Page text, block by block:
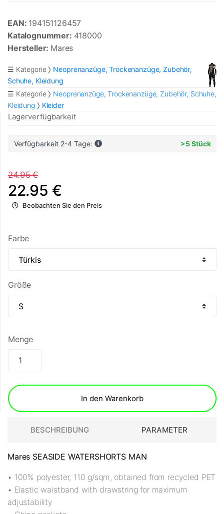
EAN: 194151126457
Katalognummer: 418000
Hersteller: Mares
☰ Kategorie
Neoprenanzüge, Trockenanzüge, Zubehör,
Schuhe, Kleidung
☰ Kategorie
Neoprenanzüge, Trockenanzüge, Zubehör, Schuhe,
Kleidung
Kleider
Lagerverfügbarkeit
Verfügbarkeit 2-4 Tage: >5 Stück
24.95 €
22.95 €
Beobachten Sie den Preis
Farbe
Größe
Menge
In den Warenkorb
BESCHREIBUNG PARAMETER
Mares SEASIDE WATERSHORTS MAN
• 100% polyester, 110 g/sqm, obtained from recycled PET
• Elastic waistband with drawstring for maximum
adjustability